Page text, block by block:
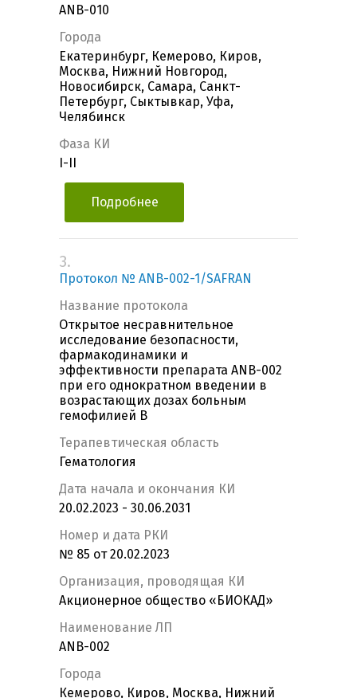
ANB-010
Города
Екатеринбург, Кемерово, Киров,
Москва, Нижний Новгород,
Новосибирск, Самара, Санкт-
Петербург, Сыктывкар, Уфа,
Челябинск
Фаза КИ
I-II
Подробнее
3.
Протокол № ANB-002-1/SAFRAN
Название протокола
Открытое несравнительное
исследование безопасности,
фармакодинамики и
эффективности препарата ANB-002
при его однократном введении в
возрастающих дозах больным
гемофилией B
Терапевтическая область
Гематология
Дата начала и окончания КИ
20.02.2023 - 30.06.2031
Номер и дата РКИ
№ 85 от 20.02.2023
Организация, проводящая КИ
Акционерное общество «БИОКАД»
Наименование ЛП
ANB-002
Города
Кемерово, Киров, Москва, Нижний